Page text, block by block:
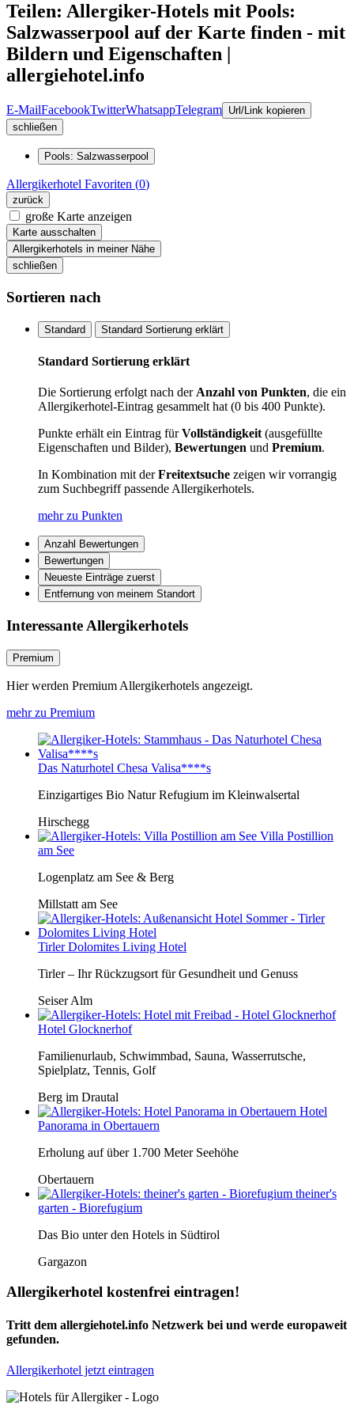
Teilen: Allergiker-Hotels mit Pools:
Salzwasserpool auf der Karte finden - mit
Bildern und Eigenschaften |
allergiehotel.info
E-MailFacebookTwitterWhatsappTelegram Url/Link kopieren
schließen
Pools: Salzwasserpool
Allergikerhotel Favoriten (0)
zurück
große Karte anzeigen
Karte ausschalten
Allergikerhotels in meiner Nähe
schließen
Sortieren nach
Standard Standard Sortierung erklärt
Standard Sortierung erklärt
Die Sortierung erfolgt nach der Anzahl von Punkten, die ein
Allergikerhotel-Eintrag gesammelt hat (0 bis 400 Punkte).
Punkte erhält ein Eintrag fürVollständigkeit (ausgefüllte
Eigenschaften und Bilder), Bewertungen und Premium.
In Kombination mit derFreitextsuche zeigen wir vorrangig
zum Suchbegriff passende Allergikerhotels.
mehr zu Punkten
Anzahl Bewertungen
Bewertungen
Neueste Einträge zuerst
Entfernung von meinem Standort
Interessante Allergikerhotels
Premium
Hier werden Premium Allergikerhotels angezeigt.
mehr zu Premium
Das Naturhotel Chesa Valisa****s
Einzigartiges Bio Natur Refugium im Kleinwalsertal
Hirschegg
Villa Postillion
am See
Logenplatz am See & Berg
Millstatt am See
Tirler Dolomites Living Hotel
Tirler – Ihr Rückzugsort für Gesundheit und Genuss
Seiser Alm
Hotel Glocknerhof
Familienurlaub, Schwimmbad, Sauna, Wasserrutsche,
Spielplatz, Tennis, Golf
Berg im Drautal
Hotel
Panorama in Obertauern
Erholung auf über 1.700 Meter Seehöhe
Obertauern
theiner's
garten - Biorefugium
Das Bio unter den Hotels in Südtirol
Gargazon
Allergikerhotel kostenfrei eintragen!
Tritt dem allergiehotel.info Netzwerk bei und werde europaweit
gefunden.
Allergikerhotel jetzt eintragen